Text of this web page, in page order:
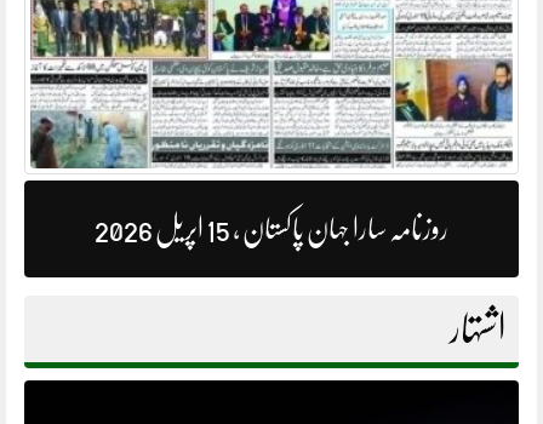
روزنامہ سارا جہان پاکستان ، 15 اپریل 2026
اشتہار